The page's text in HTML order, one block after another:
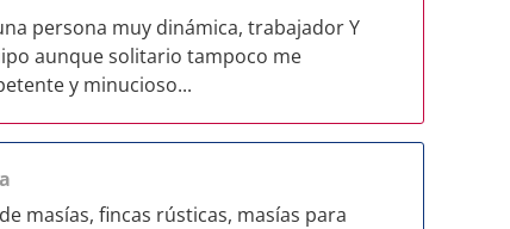
persona muy dinámica, trabajador Y
aunque solitario tampoco me
y minucioso...
masías, fincas rústicas, masías para